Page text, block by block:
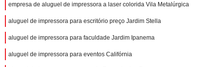
empresa de aluguel de impressora a laser colorida Vila Metalúrgica
aluguel de impressora para escritório preço Jardim Stella
aluguel de impressora para faculdade Jardim Ipanema
aluguel de impressora para eventos Califórnia